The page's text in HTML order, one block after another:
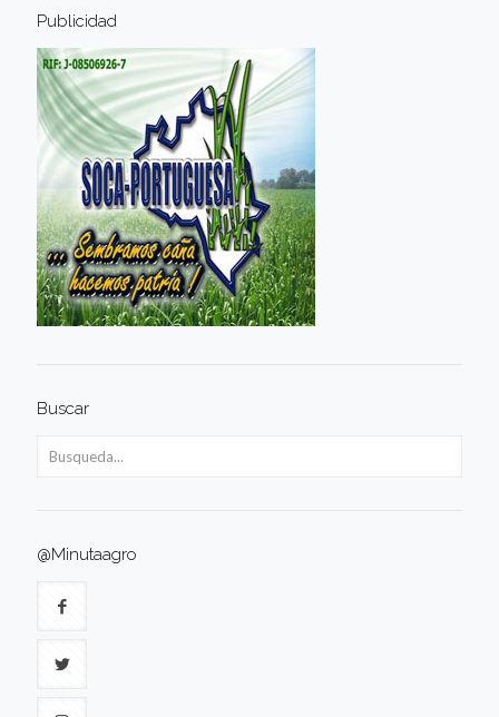
Publicidad
Buscar
@Minutaagro